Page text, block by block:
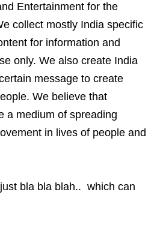
Entertainment for the
collect mostly India specific
for information and
only. We also create India
message to create
We believe that
a medium of spreading
in lives of people and
bla bla blah.. which can